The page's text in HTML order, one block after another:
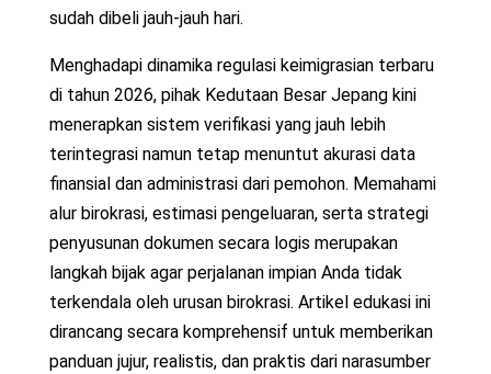
sudah dibeli jauh-jauh hari.
Menghadapi dinamika regulasi keimigrasian terbaru
di tahun 2026, pihak Kedutaan Besar Jepang kini
menerapkan sistem verifikasi yang jauh lebih
terintegrasi namun tetap menuntut akurasi data
finansial dan administrasi dari pemohon. Memahami
alur birokrasi, estimasi pengeluaran, serta strategi
penyusunan dokumen secara logis merupakan
langkah bijak agar perjalanan impian Anda tidak
terkendala oleh urusan birokrasi. Artikel edukasi ini
dirancang secara komprehensif untuk memberikan
panduan jujur, realistis, dan praktis dari narasumber